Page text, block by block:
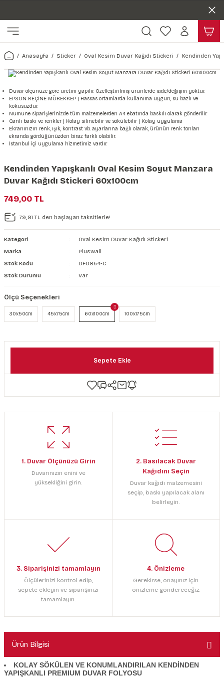
Harita & Şehir Duvar Kağıdı
Türkiye Serisi Duvar Kağıdı
Şehir & Ülke Duvar Kağıdı
Duvar Kağıdı
Çiçek Duvar Kağıdı
Hayvan, Yaprak & Çiçek
Yaprak Desenli Duvar Kağıdı
Hayvan Duvar Kağıdı
Kağıdı
Doğa & Manza Duvar Kağıdı
Manzara Duvar Kağıdı
Orman Duvar Kağıdı
Tasarım & Sanatsal Duvar
Sanat Duvar Kağıdı
Geometrik Duvar Kağıdı
Araba Duvar Kağıdı
Sağlık Duvar Kağıdı
Taş Desenli Duvar Kağıdı
Ahşap, Mermer & Taş
Mermer Desenli Duvar Kağıdı
Taş Desenli Duvar Kağıdı
Ahşap Desenli Duvar Kağıdı
Duvar Kanvası
Kağıdı Stickeri
Seti
Sticker Seti
Anasayfa Sticker Oval Kesim Duvar Kağıdı Stickeri Kendinden
Duvar ölçünüze göre üretim yapılır. Özelleştirilmiş ürünlerde iade/değişim yoktur.
EPSON REÇİNE MÜREKKEP | Hassas ortamlarda kullanıma uygun, su bazlı ve
kokusuzdur.
Numune siparişlerinizde tüm malzemelerden A4 ebatında baskılı olarak gönderilir.
Canlı baskı ve renkler | Kolay silinebilir ve sökülebilir | Kolay uygulama
Ekranınızın renk, ışık, kontrast vb. ayarlarına bağlı olarak, ürünün renk tonları
ekranda gördüğünüzden biraz farklı olabilir.
İstanbul içi uygulama hizmetimiz vardır.
Kendinden Yapışkanlı Oval Kesim Soyut Manzara
Duvar Kağıdı Stickeri 60x100cm
749,00 TL
79,91 TL den başlayan taksitlerle!
Kategori
Oval Kesim Duvar Kağıdı Stickeri
Marka
Pluswall
Stok Kodu
DF0854-C
Stok Durumu
Var
Ölçü Seçenekleri
30x50cm 45x75cm 60x100cm 100x175cm
Sepete Ekle
1. Duvar Ölçünüzü Girin
Duvarınızın enini ve
yüksekliğini girin.
2. Basılacak Duvar
Kağıdını Seçin
Duvar kağıdı malzemesini
seçip, baskı yapılacak alanı
belirleyin.
3. Siparişinizi tamamlayın
Ölçülerinizi kontrol edip,
sepete ekleyin ve siparişinizi
tamamlayın.
4. Önizleme
Gerekirse, onayınız için
önizleme göndereceğiz.
Ürün Bilgisi
KOLAY SÖKÜLEN VE KONUMLANDIRILAN KENDİNDEN
YAPIŞKANLI PREMIUM DUVAR FOLYOSU